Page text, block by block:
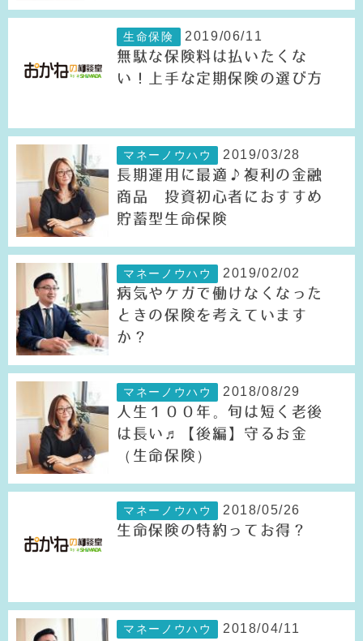
生命保険 2019/06/11
無駄な保険料は払いたくな
い！上手な定期保険の選び方
マネーノウハウ 2019/03/28
長期運用に最適♪複利の金融
商品 投資初心者におすすめ
貯蓄型生命保険
マネーノウハウ 2019/02/02
病気やケガで働けなくなった
ときの保険を考えています
か？
マネーノウハウ 2018/08/29
人生１００年。旬は短く老後
は長い♬【後編】守るお金
（生命保険）
マネーノウハウ 2018/05/26
生命保険の特約ってお得？
マネーノウハウ 2018/04/11